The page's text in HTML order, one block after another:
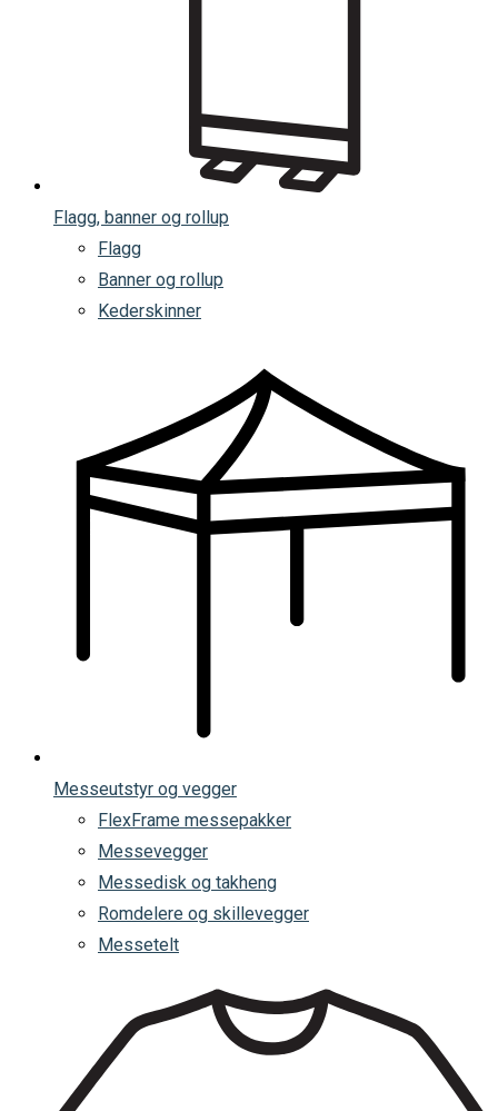
Flagg, banner og rollup
Flagg
Banner og rollup
Kederskinner
Messeutstyr og vegger
FlexFrame messepakker
Messevegger
Messedisk og takheng
Romdelere og skillevegger
Messetelt